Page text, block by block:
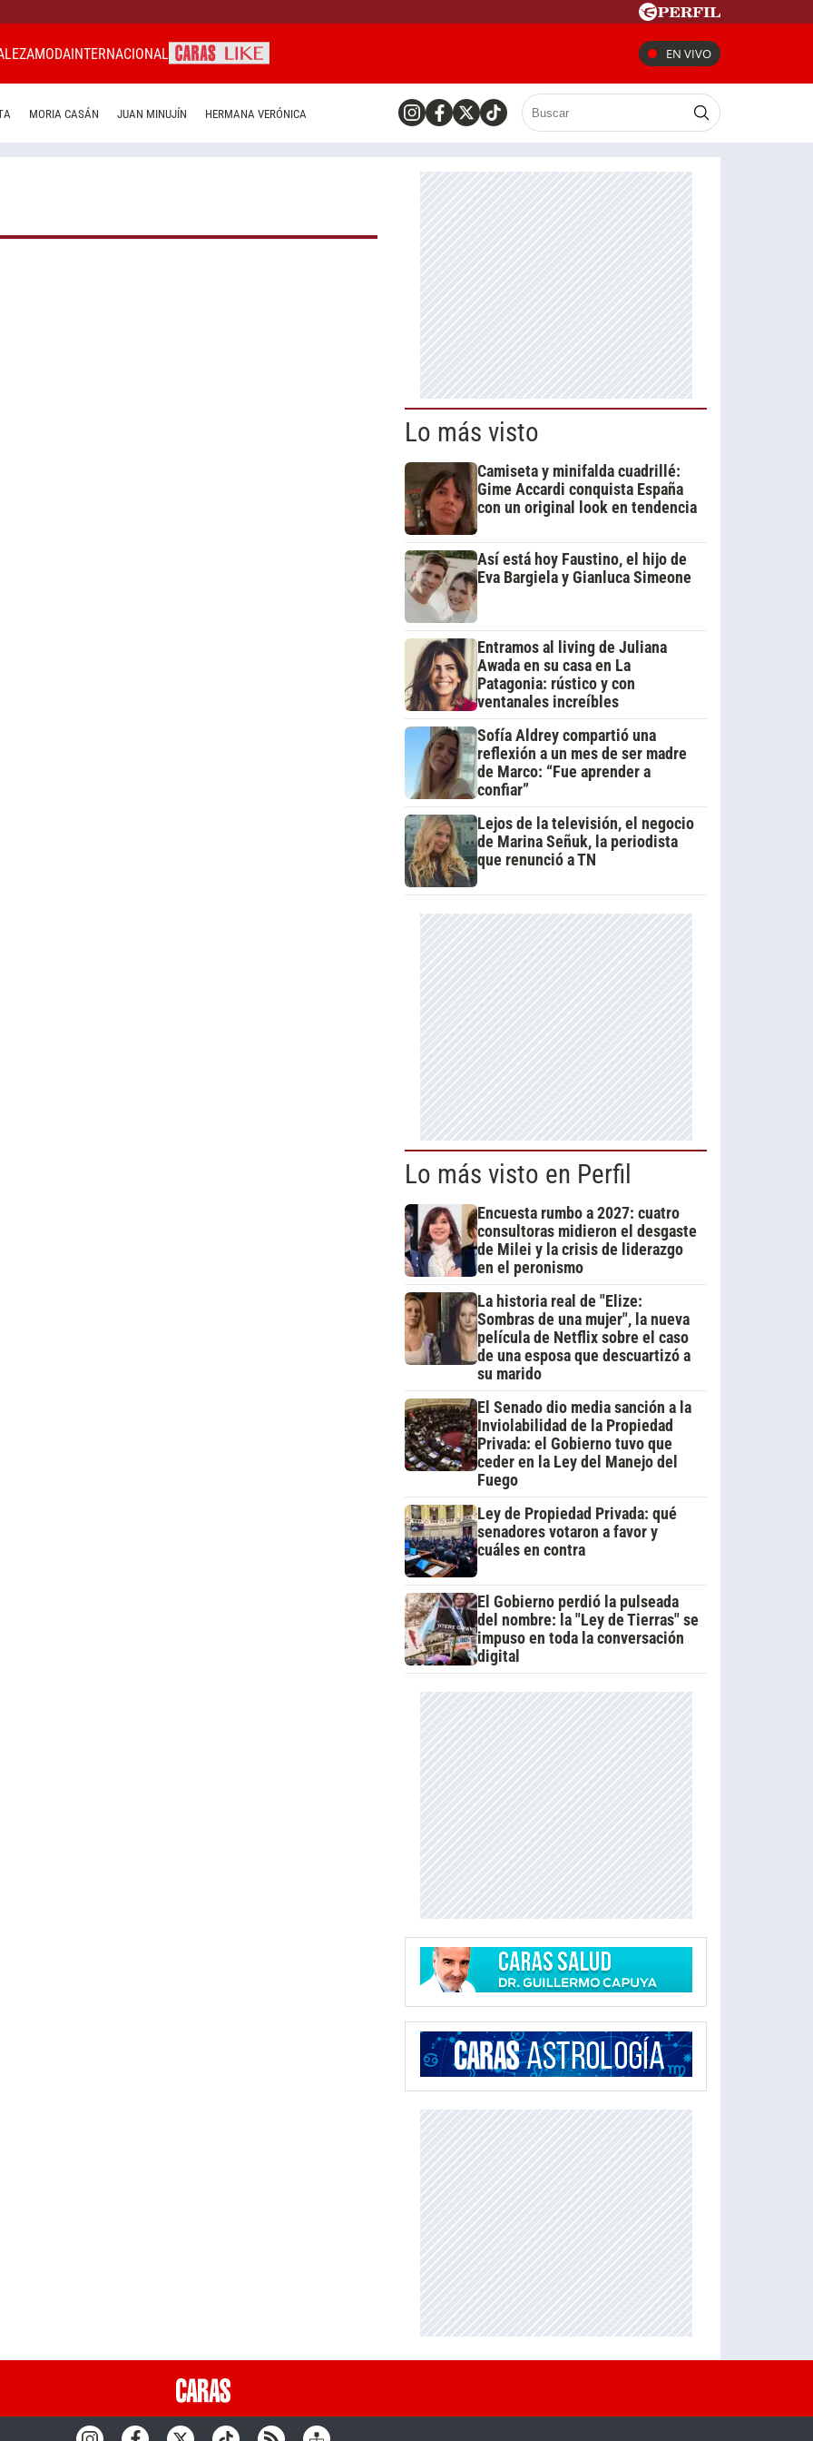
MODAINTERNACIONAL EN VIVO
MORIA CASÁN JUAN MINUJÍN HERMANA VERÓNICA
Lo más visto
Camiseta y minifalda cuadrillé:
Gime Accardi conquista España
con un original look en tendencia
Así está hoy Faustino, el hijo de
Eva Bargiela y Gianluca Simeone
Entramos al living de Juliana
Awada en su casa en La
Patagonia: rústico y con
ventanales increíbles
Sofía Aldrey compartió una
reflexión a un mes de ser madre
de Marco: “Fue aprender a
confiar”
Lejos de la televisión, el negocio
de Marina Señuk, la periodista
que renunció a TN
Lo más visto en Perfil
Encuesta rumbo a 2027: cuatro
consultoras midieron el desgaste
de Milei y la crisis de liderazgo
en el peronismo
La historia real de "Elize:
Sombras de una mujer", la nueva
película de Netflix sobre el caso
de una esposa que descuartizó a
su marido
El Senado dio media sanción a la
Inviolabilidad de la Propiedad
Privada: el Gobierno tuvo que
ceder en la Ley del Manejo del
Fuego
Ley de Propiedad Privada: qué
senadores votaron a favor y
cuáles en contra
El Gobierno perdió la pulseada
del nombre: la "Ley de Tierras" se
impuso en toda la conversación
digital